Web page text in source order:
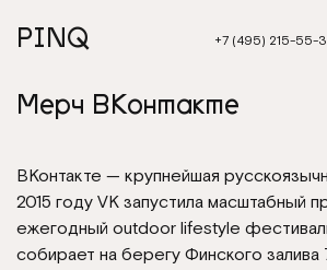
PINQ +7 (495) 215-55-
Мерч ВКонтакте
ВКонтакте — крупнейшая
2015 году VK запустила масштабный
ежегодный outdoor lifestyle
собирает на берегу Финского